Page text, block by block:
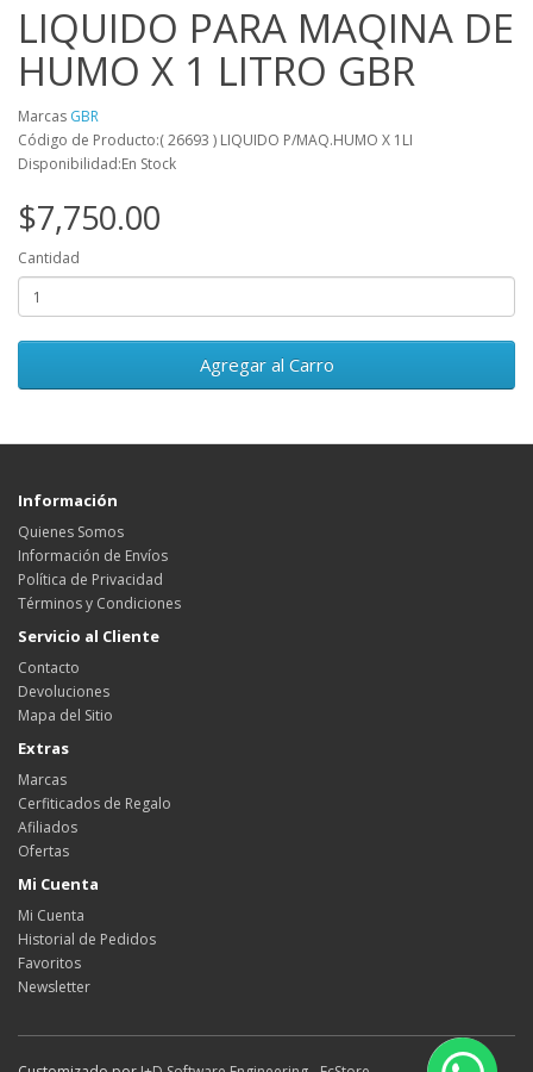
LIQUIDO PARA MAQINA DE
HUMO X 1 LITRO GBR
Marcas GBR
Código de Producto:( 26693 ) LIQUIDO P/MAQ.HUMO X 1LI
Disponibilidad:En Stock
$7,750.00
Cantidad
Agregar al Carro
Información
Quienes Somos
Información de Envíos
Política de Privacidad
Términos y Condiciones
Servicio al Cliente
Contacto
Devoluciones
Mapa del Sitio
Extras
Marcas
Cerfiticados de Regalo
Afiliados
Ofertas
Mi Cuenta
Mi Cuenta
Historial de Pedidos
Favoritos
Newsletter